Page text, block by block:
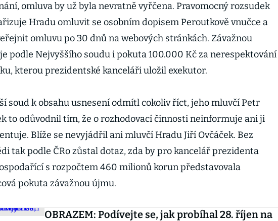
omluva by už byla nevratně vyřčena. Pravomocný rozsudek
Hradu omluvit se osobním dopisem Peroutkově vnučce a
omluvu po 30 dnů na webových stránkách. Závažnou
podle Nejvyššího soudu i pokuta 100.000 Kč za nerespektování
kterou prezidentské kanceláři uložil exekutor.
soud k obsahu usnesení odmítl cokoliv říct, jeho mluvčí Petr
to odůvodnil tím, že o rozhodovací činnosti neinformuje ani ji
Blíže se nevyjádřil ani mluvčí Hradu Jiří Ovčáček. Bez
tak podle ČRo zůstal dotaz, zda by pro kancelář prezidenta
s rozpočtem 460 milionů korun představovala
pokuta závažnou újmu.
OBRAZEM: Podívejte se, jak probíhal 28. říjen na